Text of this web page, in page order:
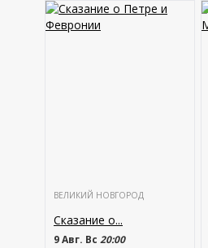
ВЕЛИКИЙ НОВГОРОД
Сказание о...
9 Авг. Вс 20:00